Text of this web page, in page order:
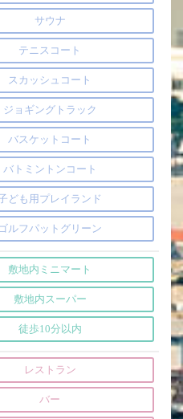
サウナ
テニスコート
スカッシュコート
ジョギングトラック
バスケットコート
バトミントンコート
ども用プレイランド
ゴルフパットグリーン
敷地内ミニマート
敷地内スーパー
徒歩10分以内
レストラン
バー